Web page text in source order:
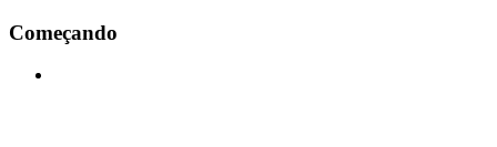
Começando